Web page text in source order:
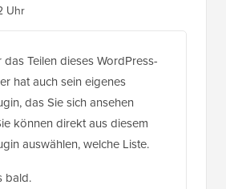
Uhr
Teilen dieses WordPress-
hat auch sein eigenes
das Sie sich ansehen
können direkt aus diesem
auswählen, welche Liste.
bald.